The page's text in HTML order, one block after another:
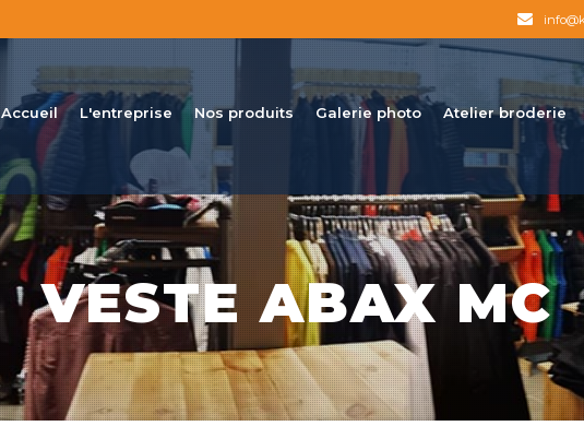
Accueil L'entreprise Nos produits Galerie photo Atelier broderie
VESTE ABAX MC